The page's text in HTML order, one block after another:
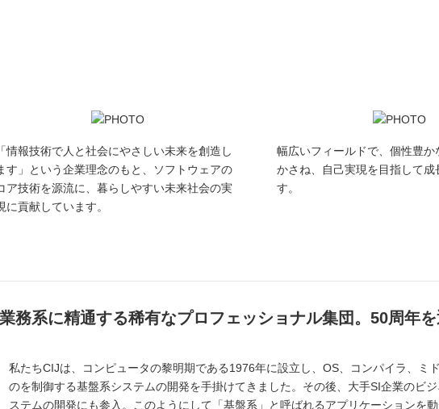
「情報技術で人と社会にやさしい未来を創造し
す」という企業理念のもと、ソフトウェアの
ア技術を源流に、暮らしやすい未来社会の実
に貢献しています。
幅広いフィールドで、個性豊か
かさね、自己実現を目指して成
す。
務系に精通する稀有なプロフェッショナル集団。50周年
私たちCIJは、コンピュータの黎明期である1976年に設立し、OS、コンパイラ、ミ
のを制御する基盤系システムの開発を手掛けてきました。その後、大手SI企業のビ
ステムの開発にも参入。このようにして「基盤系」と呼ばれるアプリケーションを